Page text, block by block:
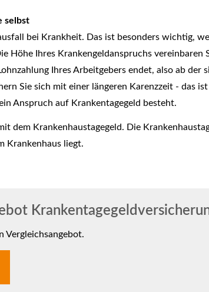
selbst
bei Krankheit. Das ist besonders wichtig,
Höhe Ihres Krankengeldanspruchs vereinbaren
Ihres Arbeitgebers endet, also ab der
Sie sich mit einer längeren Karenzzeit - das
Anspruch auf Krankentagegeld besteht.
dem Krankenhaustagegeld. Die
Krankenhaus liegt.
Vergleichsangebot.